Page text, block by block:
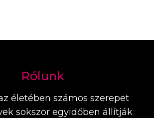
Rólunk
életében számos szerepet
sokszor egyidőben állítják